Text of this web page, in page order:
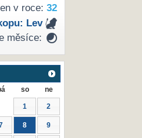
v roce: 32
Lev
měsíce:
so ne
1 2
8 9